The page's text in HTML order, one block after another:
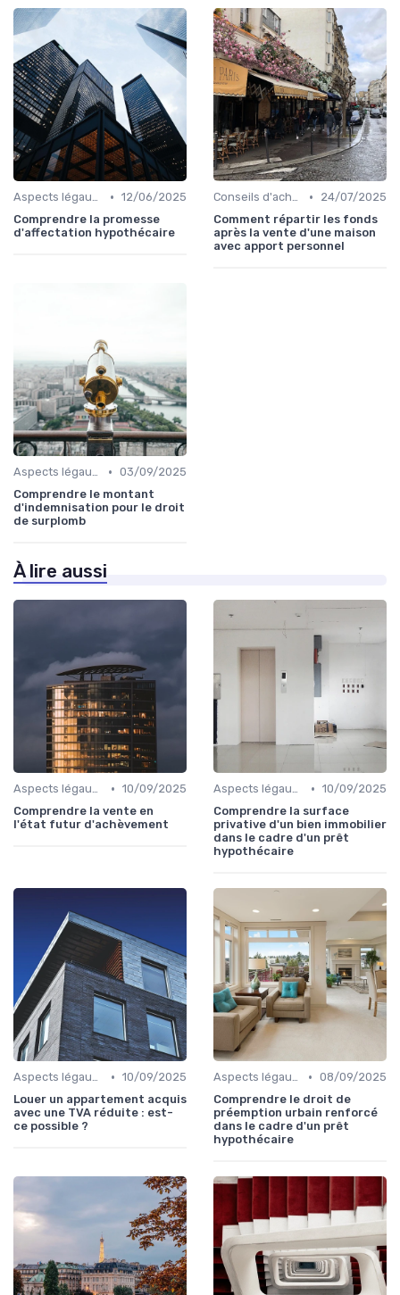
Aspects légaux et fiscaux • 12/06/2025
Comprendre la promesse
d'affectation hypothécaire
Conseils d'achat immobilier •
24/07/2025
Comment répartir les fonds
après la vente d'une maison
avec apport personnel
Aspects légaux et fiscaux • 03/09/2025
Comprendre le montant
d'indemnisation pour le droit
de surplomb
À lire aussi
Aspects légaux et fiscaux • 10/09/2025
Comprendre la vente en
l'état futur d'achèvement
Aspects légaux et fiscaux • 10/09/2025
Comprendre la surface
privative d'un bien immobilier
dans le cadre d'un prêt
hypothécaire
Aspects légaux et fiscaux • 10/09/2025
Louer un appartement acquis
avec une TVA réduite : est-
ce possible ?
Aspects légaux et fiscaux • 08/09/2025
Comprendre le droit de
préemption urbain renforcé
dans le cadre d'un prêt
hypothécaire